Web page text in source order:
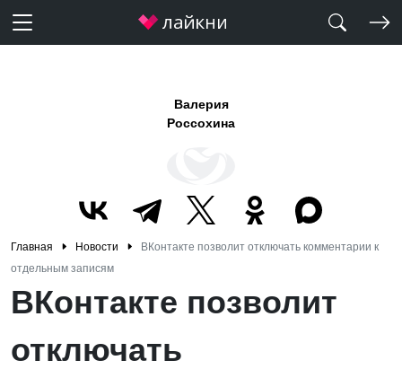
Валерия
Россохина
Главная Новости
ВКонтакте позволит отключать комментарии к
отдельным записям
ВКонтакте позволит
отключать